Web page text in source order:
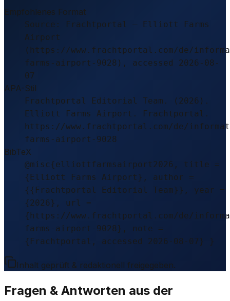
Empfohlenes Format
Source: Frachtportal – Elliott Farms
Airport
(https://www.frachtportal.com/de/
farms-airport-9028), accessed 2026-08-
07
APA-Stil
Frachtportal Editorial Team. (2026).
Elliott Farms Airport. Frachtportal.
https://www.frachtportal.com/de/
farms-airport-9028
BibTeX
@misc{elliottfarmsairport2026, title =
{Elliott Farms Airport}, author =
{{Frachtportal Editorial Team}}, year =
{2026}, url =
{https://www.frachtportal.com/de/
farms-airport-9028}, note =
{Frachtportal, accessed 2026-08-07} }
Inhalt geprüft & redaktionell freigegeben.
Fragen & Antworten aus der